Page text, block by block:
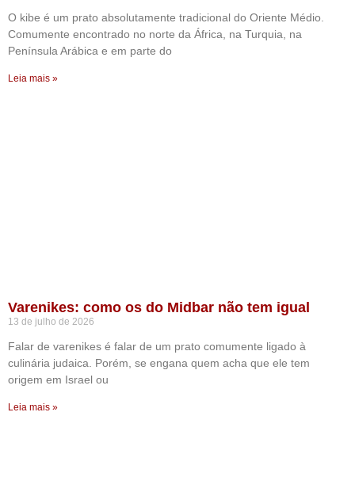
O kibe é um prato absolutamente tradicional do Oriente Médio.
Comumente encontrado no norte da África, na Turquia, na
Península Arábica e em parte do
Leia mais »
Varenikes: como os do Midbar não tem igual
13 de julho de 2026
Falar de varenikes é falar de um prato comumente ligado à
culinária judaica. Porém, se engana quem acha que ele tem
origem em Israel ou
Leia mais »